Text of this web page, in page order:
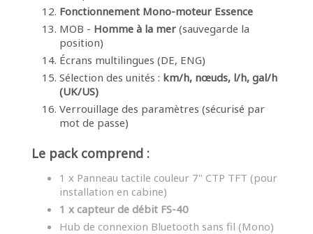
Fonctionnement Mono-moteur Essence
MOB - Homme à la mer (sauvegarde la
position)
Écrans multilingues (DE, ENG)
Sélection des unités : km/h, nœuds, l/h, gal/h
(UK/US)
Verrouillage des paramètres (sécurisé par
mot de passe)
Le pack comprend :
1 x Panneau tactile couleur 7" CTP TFT (pour
installation en cabine)
1 x capteur de débit FS-40
Hub de connexion Bluetooth sans fil (Mono)